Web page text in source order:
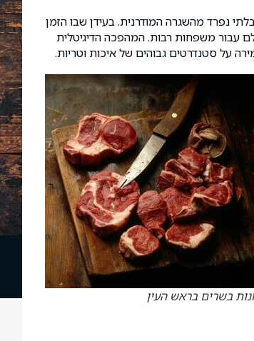
נפרד מהשגרה המודרנית. בעידן שבו הזמן
עבור משפחות רבות. המהפכה הדיגיטלית
על סטנדרטים גבוהים של איכות וטריות.
בשרים בראש העין